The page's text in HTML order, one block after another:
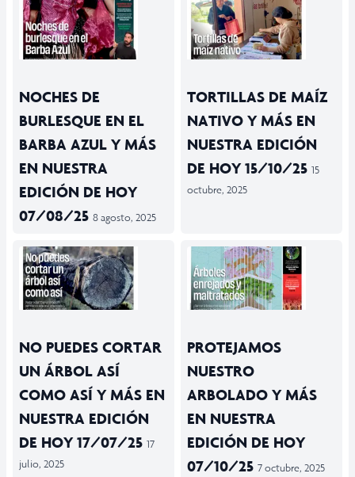
NOCHES DE
BURLESQUE EN EL
BARBA AZUL Y MÁS
EN NUESTRA
EDICIÓN DE HOY
07/08/25 8 agosto, 2025
TORTILLAS DE MAÍZ
NATIVO Y MÁS EN
NUESTRA EDICIÓN
DE HOY 15/10/25 15
octubre, 2025
NO PUEDES CORTAR
UN ÁRBOL ASÍ
COMO ASÍ Y MÁS EN
NUESTRA EDICIÓN
DE HOY 17/07/25 17
julio, 2025
PROTEJAMOS
NUESTRO
ARBOLADO Y MÁS
EN NUESTRA
EDICIÓN DE HOY
07/10/25 7 octubre, 2025